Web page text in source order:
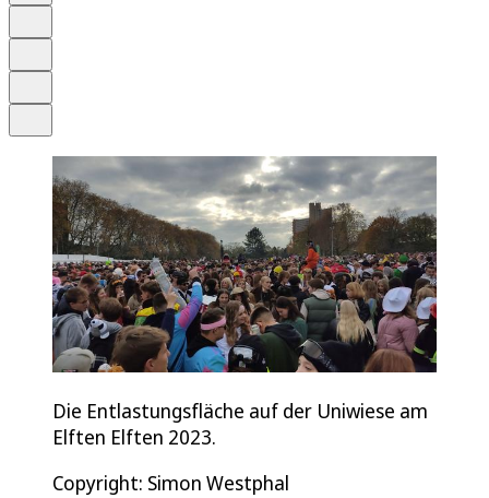
Die Entlastungsfläche auf der Uniwiese am
Elften Elften 2023.
Copyright: Simon Westphal